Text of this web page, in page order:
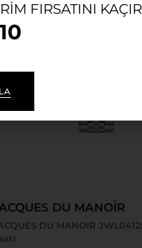
DU MANOİR
DU MANOIR
FIRSATINI